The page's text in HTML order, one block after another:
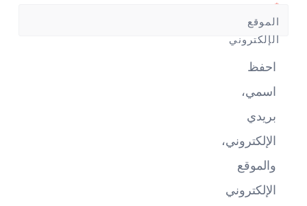
*
الموقع
الإلكتروني
احفظ
اسمي،
بريدي
الإلكتروني،
والموقع
الإلكتروني